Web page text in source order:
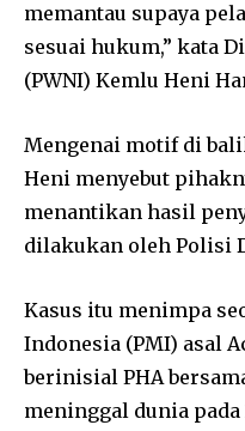
memantau supaya
sesuai hukum,” kata
(PWNI) Kemlu Heni
Mengenai motif di
Heni menyebut
menantikan hasil
dilakukan oleh Polisi
Kasus itu menimpa
Indonesia (PMI) asal
berinisial PHA
meninggal dunia pada